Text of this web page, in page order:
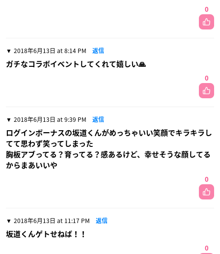
0
2018年6月13日 at 8:14 PM 返信
ガチなコラボイベントしてくれて嬉しい🙏
0
2018年6月13日 at 9:39 PM 返信
ログインボーナスの坂道くんがめっちゃいい笑顔でキラキラし
てて思わず笑ってしまった
胸板アブってる？育ってる？感あるけど、幸せそうな顔してる
からまあいいや
0
2018年6月13日 at 11:17 PM 返信
坂道くんゲトせねば！！
0